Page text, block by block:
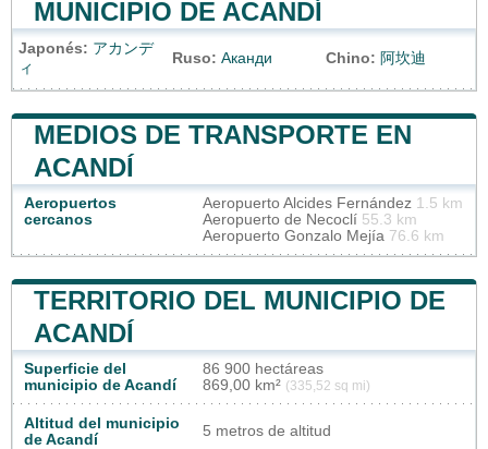
MUNICIPIO DE ACANDÍ
Japonés: アカンデ
ィ
Ruso: Аканди Chino: 阿坎迪
MEDIOS DE TRANSPORTE EN
ACANDÍ
Aeropuertos
cercanos
Aeropuerto Alcides Fernández 1.5 km
Aeropuerto de Necoclí 55.3 km
Aeropuerto Gonzalo Mejía 76.6 km
TERRITORIO DEL MUNICIPIO DE
ACANDÍ
Superficie del
municipio de Acandí
86 900 hectáreas
869,00 km² (335,52 sq mi)
Altitud del municipio
de Acandí
5 metros de altitud